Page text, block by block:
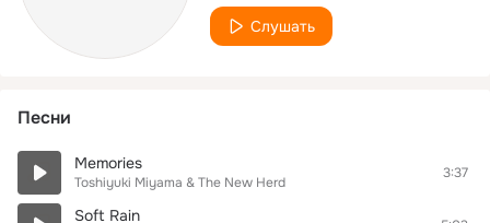
Слушать
Песни
Memories
Toshiyuki Miyama & The New Herd
3:37
Soft Rain